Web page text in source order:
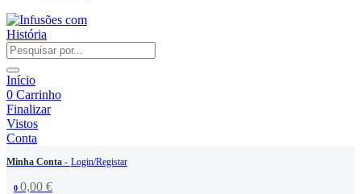
Início
0 Carrinho
Finalizar
Vistos
Conta
Minha Conta - Login/Registar
0 0,00 €